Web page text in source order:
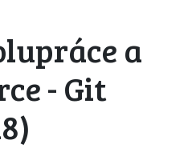
a
- Git